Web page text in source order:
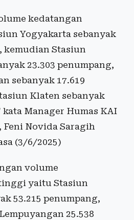
kedatangan
Yogyakarta sebanyak
kemudian Stasiun
23.303 penumpang,
sebanyak 17.619
Klaten sebanyak
kata Manager Humas KAI
Feni Novida Saragih
(3/6/2025)
volume
yaitu Stasiun
53.215 penumpang,
25.538